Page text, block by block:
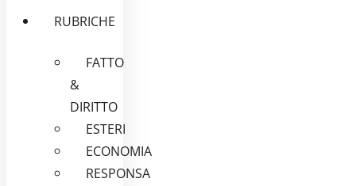
RUBRICHE
FATTO
&
DIRITTO
ESTERI
ECONOMIA
RESPONSA